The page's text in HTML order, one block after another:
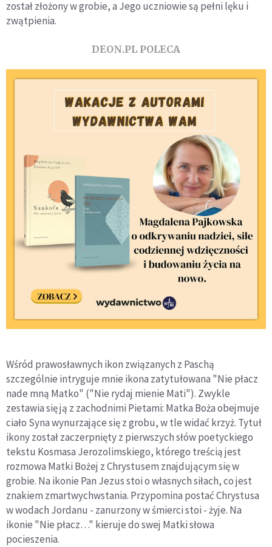
został złożony w grobie, a Jego uczniowie są pełni lęku i
zwątpienia.
DEON.PL POLECA
Wśród prawosławnych ikon związanych z Paschą
szczególnie intryguje mnie ikona zatytułowana "Nie płacz
nade mną Matko" ("Nie rydaj mienie Mati"). Zwykle
zestawia się ją z zachodnimi Pietami: Matka Boża obejmuje
ciało Syna wynurzające się z grobu, w tle widać krzyż. Tytuł
ikony został zaczerpnięty z pierwszych słów poetyckiego
tekstu Kosmasa Jerozolimskiego, którego treścią jest
rozmowa Matki Bożej z Chrystusem znajdującym się w
grobie. Na ikonie Pan Jezus stoi o własnych siłach, co jest
znakiem zmartwychwstania. Przypomina postać Chrystusa
w wodach Jordanu - zanurzony w śmierci stoi - żyje. Na
ikonie "Nie płacz…" kieruje do swej Matki słowa
pocieszenia.